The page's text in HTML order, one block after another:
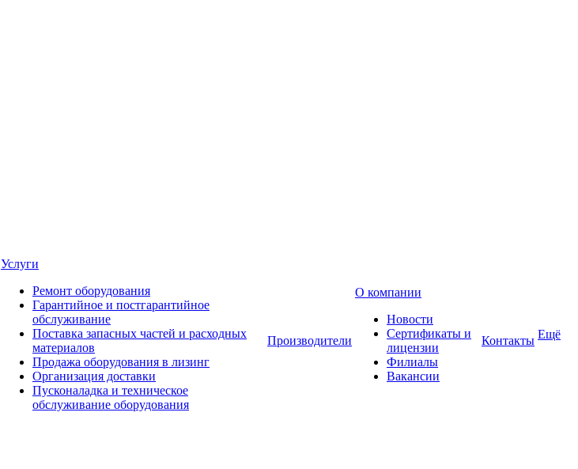
Услуги
Ремонт оборудования
Гарантийное и постгарантийное
обслуживание
Поставка запасных частей и расходных
материалов
Продажа оборудования в лизинг
Организация доставки
Пусконаладка и техническое
обслуживание оборудования
Производители
О компании
Новости
Сертификаты и
лицензии
Филиалы
Вакансии
Контакты Ещё